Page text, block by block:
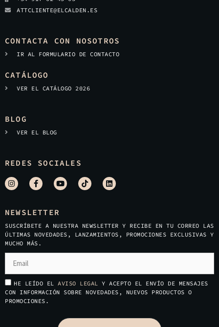
ATTCLIENTE@ELCALDEN.ES
CONTACTA CON NOSOTROS
IR AL FORMULARIO DE CONTACTO
CATÁLOGO
VER EL CATÁLOGO 2026
BLOG
VER EL BLOG
REDES SOCIALES
NEWSLETTER
SUSCRÍBETE A NUESTRA NEWSLETTER Y RECIBE EN TU CORREO LAS
ÚLTIMAS NOVEDADES, LANZAMIENTOS, PROMOCIONES EXCLUSIVAS Y
MUCHO MÁS.
HE LEÍDO EL AVISO LEGAL Y ACEPTO EL ENVÍO DE MENSAJES
CON INFORMACIÓN SOBRE NOVEDADES, NUEVOS PRODUCTOS O
PROMOCIONES.